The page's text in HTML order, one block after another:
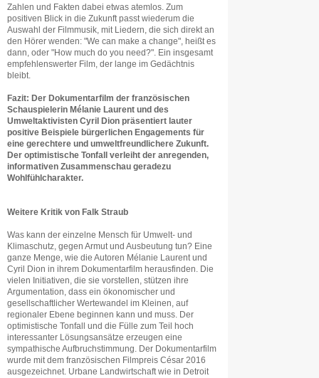
Zahlen und Fakten dabei etwas atemlos. Zum
positiven Blick in die Zukunft passt wiederum die
Auswahl der Filmmusik, mit Liedern, die sich direkt an
den Hörer wenden: "We can make a change", heißt es
dann, oder "How much do you need?". Ein insgesamt
empfehlenswerter Film, der lange im Gedächtnis
bleibt.
Fazit: Der Dokumentarfilm der französischen
Schauspielerin Mélanie Laurent und des
Umweltaktivisten Cyril Dion präsentiert lauter
positive Beispiele bürgerlichen Engagements für
eine gerechtere und umweltfreundlichere Zukunft.
Der optimistische Tonfall verleiht der anregenden,
informativen Zusammenschau geradezu
Wohlfühlcharakter.
Weitere Kritik von Falk Straub
Was kann der einzelne Mensch für Umwelt- und
Klimaschutz, gegen Armut und Ausbeutung tun? Eine
ganze Menge, wie die Autoren Mélanie Laurent und
Cyril Dion in ihrem Dokumentarfilm herausfinden. Die
vielen Initiativen, die sie vorstellen, stützen ihre
Argumentation, dass ein ökonomischer und
gesellschaftlicher Wertewandel im Kleinen, auf
regionaler Ebene beginnen kann und muss. Der
optimistische Tonfall und die Fülle zum Teil hoch
interessanter Lösungsansätze erzeugen eine
sympathische Aufbruchstimmung. Der Dokumentarfilm
wurde mit dem französischen Filmpreis César 2016
ausgezeichnet. Urbane Landwirtschaft wie in Detroit